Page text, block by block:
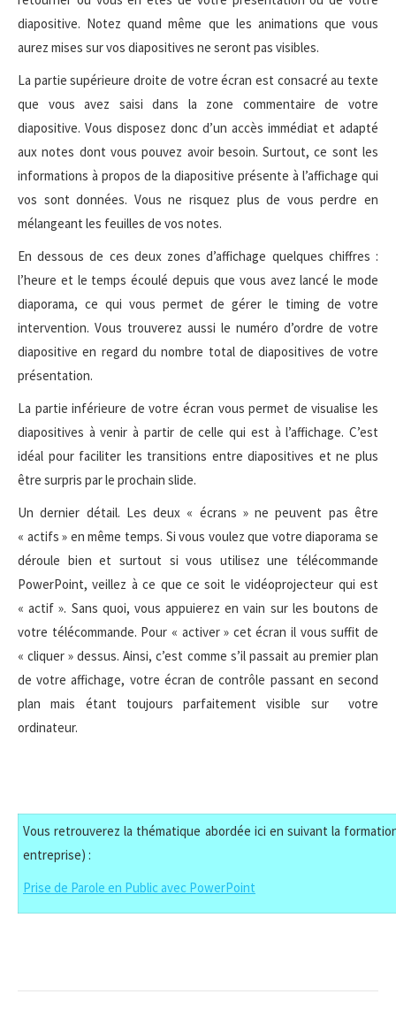
diapositive. Notez quand même que les animations que vous
aurez mises sur vos diapositives ne seront pas visibles.
La partie supérieure droite de votre écran est consacré au texte
que vous avez saisi dans la zone commentaire de votre
diapositive. Vous disposez donc d’un accès immédiat et adapté
aux notes dont vous pouvez avoir besoin. Surtout, ce sont les
informations à propos de la diapositive présente à l’affichage qui
vos sont données. Vous ne risquez plus de vous perdre en
mélangeant les feuilles de vos notes.
En dessous de ces deux zones d’affichage quelques chiffres :
l’heure et le temps écoulé depuis que vous avez lancé le mode
diaporama, ce qui vous permet de gérer le timing de votre
intervention. Vous trouverez aussi le numéro d’ordre de votre
diapositive en regard du nombre total de diapositives de votre
présentation.
La partie inférieure de votre écran vous permet de visualise les
diapositives à venir à partir de celle qui est à l’affichage. C’est
idéal pour faciliter les transitions entre diapositives et ne plus
être surpris par le prochain slide.
Un dernier détail. Les deux « écrans » ne peuvent pas être
« actifs » en même temps. Si vous voulez que votre diaporama se
déroule bien et surtout si vous utilisez une télécommande
PowerPoint, veillez à ce que ce soit le vidéoprojecteur qui est
« actif ». Sans quoi, vous appuierez en vain sur les boutons de
votre télécommande. Pour « activer » cet écran il vous suffit de
« cliquer » dessus. Ainsi, c’est comme s’il passait au premier plan
de votre affichage, votre écran de contrôle passant en second
plan mais étant toujours parfaitement visible sur votre
ordinateur.
Vous retrouverez la thématique abordée ici en suivant la
entreprise) :
Prise de Parole en Public avec PowerPoint